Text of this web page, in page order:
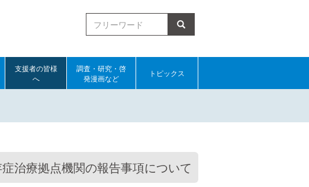
支援者の皆様
へ
調査・研究・啓
発漫画など
トピックス
治療拠点機関の報告事項について